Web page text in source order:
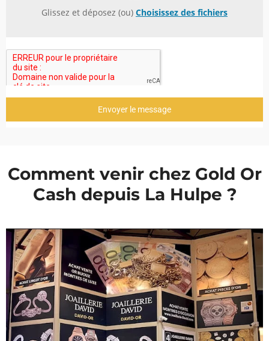
Glissez et déposez (ou) Choisissez des fichiers
Envoyer le message
Comment venir chez Gold Or
Cash depuis La Hulpe ?